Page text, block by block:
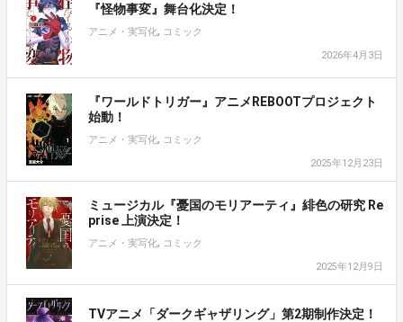
『怪物事変』舞台化決定！
アニメ・実写化, コミック
2026年4月3日
『ワールドトリガー』アニメREBOOTプロジェクト
始動！
アニメ・実写化, コミック
2025年12月23日
ミュージカル『憂国のモリアーティ』緋色の研究 Re
prise 上演決定！
アニメ・実写化, コミック
2025年12月9日
TVアニメ「ダークギャザリング」第2期制作決定！